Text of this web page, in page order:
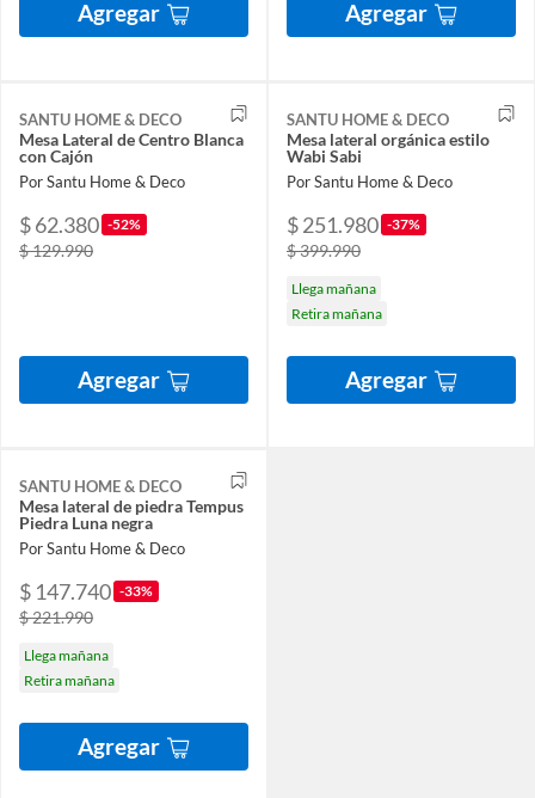
Agregar Agregar
SANTU HOME & DECO
Mesa Lateral de Centro Blanca
con Cajón
Por Santu Home & Deco
$ 62.380 -52%
$ 129.990
Agregar
SANTU HOME & DECO
Mesa lateral orgánica estilo
Wabi Sabi
Por Santu Home & Deco
$ 251.980 -37%
$ 399.990
Llega mañana
Retira mañana
Agregar
SANTU HOME & DECO
Mesa lateral de piedra Tempus
Piedra Luna negra
Por Santu Home & Deco
$ 147.740 -33%
$ 221.990
Llega mañana
Retira mañana
Agregar